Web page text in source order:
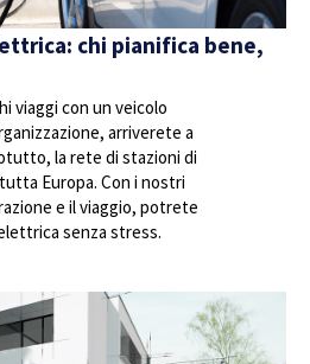
chi pianifica bene,
viaggi con un veicolo
arriverete a
la rete di stazioni di
Europa. Con i nostri
e il viaggio, potrete
senza stress.